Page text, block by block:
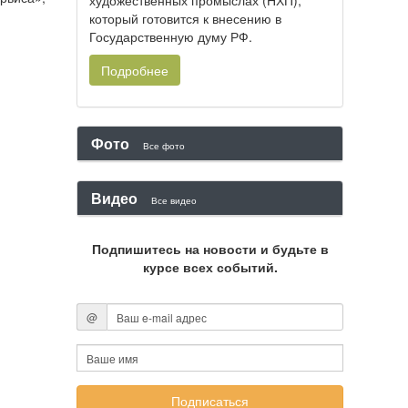
который готовится к внесению в
Государственную думу РФ.
Подробнее
Фото Все фото
Видео Все видео
Подпишитесь на новости и будьте в
курсе всех событий.
@